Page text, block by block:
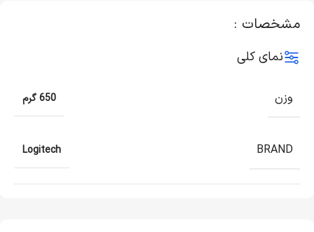
مشخصات :
نمای کلی
وزن 650 گرم
BRAND
Logitech